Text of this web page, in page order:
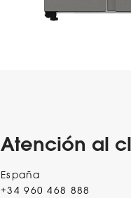
Atención al
España
+34 960 468 888